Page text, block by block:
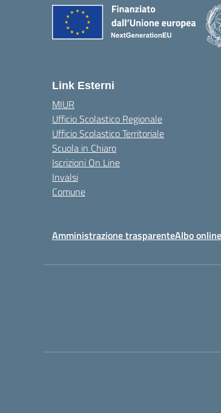
Link Esterni
MIUR
Ufficio Scolastico Regionale
Ufficio Scolastico Territoriale
Scuola in Chiaro
Iscrizioni On Line
Invalsi
Comune
Amministrazione trasparenteAlbo online